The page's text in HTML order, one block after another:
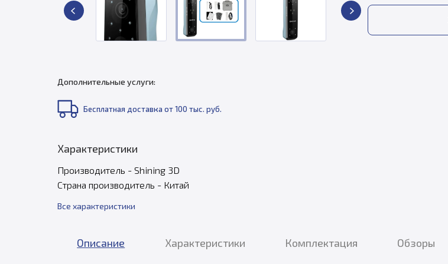
Дополнительные услуги:
Бесплатная доставка от 100 тыс. руб.
Характеристики
Производитель - Shining 3D
Страна производитель - Китай
Все характеристики
Описание Характеристики Комплектация Обзоры